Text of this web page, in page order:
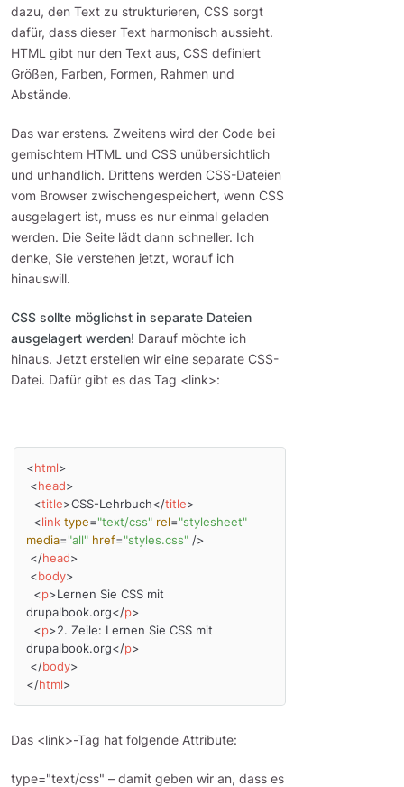
dazu, den Text zu strukturieren, CSS sorgt
dafür, dass dieser Text harmonisch aussieht.
HTML gibt nur den Text aus, CSS definiert
Größen, Farben, Formen, Rahmen und
Abstände.
Das war erstens. Zweitens wird der Code bei
gemischtem HTML und CSS unübersichtlich
und unhandlich. Drittens werden CSS-Dateien
vom Browser zwischengespeichert, wenn CSS
ausgelagert ist, muss es nur einmal geladen
werden. Die Seite lädt dann schneller. Ich
denke, Sie verstehen jetzt, worauf ich
hinauswill.
CSS sollte möglichst in separate Dateien
ausgelagert werden! Darauf möchte ich
hinaus. Jetzt erstellen wir eine separate CSS-
Datei. Dafür gibt es das Tag <link>:
<html>
<head>
<title>CSS-Lehrbuch</title>
<link type= "text/css" rel= "stylesheet"
media= "all" href= "styles.css" />
</head>
<body>
<p>Lernen Sie CSS mit
drupalbook.org</p>
<p>2. Zeile: Lernen Sie CSS mit
drupalbook.org</p>
</body>
</html>
Das <link>-Tag hat folgende Attribute:
type="text/css" – damit geben wir an, dass es